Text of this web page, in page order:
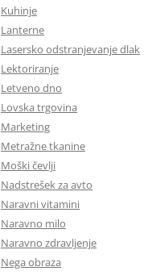
Kuhinje
Lanterne
Lasersko odstranjevanje dlak
Lektoriranje
Letveno dno
Lovska trgovina
Marketing
Metražne tkanine
Moški čevlji
Nadstrešek za avto
Naravni vitamini
Naravno milo
Naravno zdravljenje
Nega obraza